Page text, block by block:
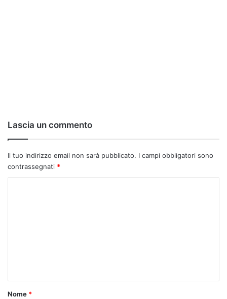
Lascia un commento
Il tuo indirizzo email non sarà pubblicato. I campi obbligatori sono
contrassegnati *
o
Nome *